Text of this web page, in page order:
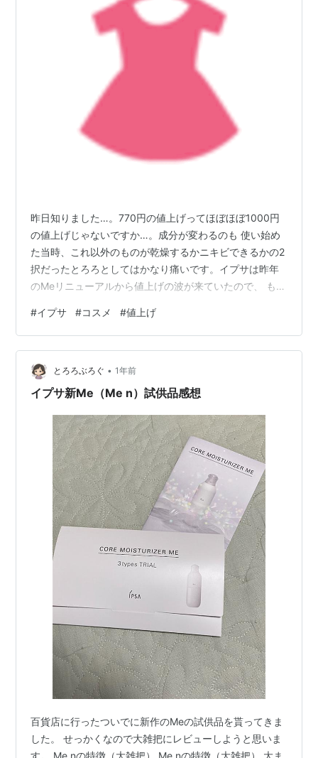
昨日知りました…。770円の値上げってほぼほぼ1000円
の値上げじゃないですか…。成分が変わるのも 使い始め
た当時、これ以外のものが乾燥するかニキビできるかの2
択だったとろろとしてはかなり痛いです。イプサは昨年
のMeリニューアルから値上げの波が来ていたので、 もし
いましたが ついにその時が来たようです。 候補は今のと
ころオルビスユー、ソフィーナipです。おそらく2本くら
いは使わないと肌に合うか分からないと思うので 長丁場
ですが頑張って探そうと思います。 アクアで美白も兼ね
ていたのが無くなるので、 ローションが安くなる分、ハ
#イプサ #コスメ #値上げ
とろろぶろぐ • 1年前
イプサ新Me（Me n）試供品感想
百貨店に行ったついでに新作のMeの試供品を貰ってきま
した。 せっかくなので大雑把にレビューしようと思いま
す。 Me nの特徴（大雑把） Me nの特徴（大雑把） 大ま